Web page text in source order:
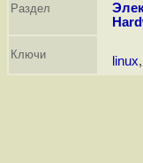
Раздел
Ключи linux,